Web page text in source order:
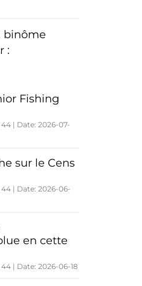
binôme
:
Fishing
44
Date: 2026-07-
sur le Cens
44
Date: 2026-06-
en cette
44 Date: 2026-06-18